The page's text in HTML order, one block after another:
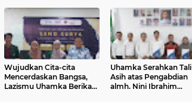
Wujudkan Cita-cita
Mencerdaskan Bangsa,
Lazismu Uhamka Berikan
Uhamka Serahkan Tali
Asih atas Pengabdian
almh. Nini Ibrahim